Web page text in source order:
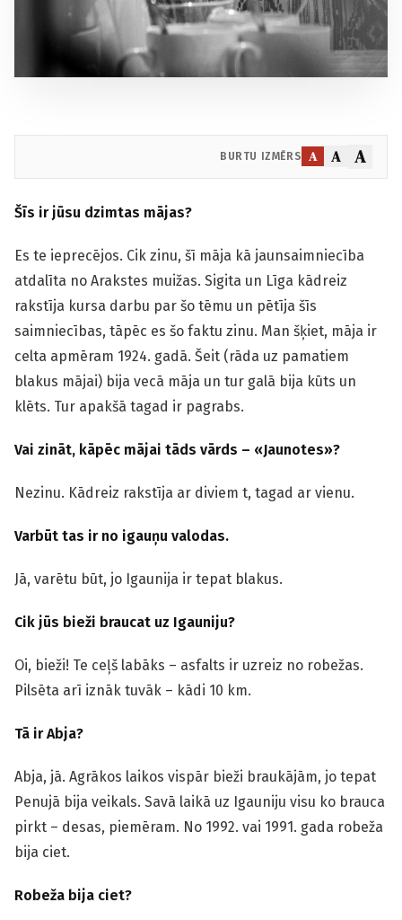
BURTU IZMĒRS A A A
Šīs ir jūsu dzimtas mājas?
Es te ieprecējos. Cik zinu, šī māja kā jaunsaimniecība
atdalīta no Arakstes muižas. Sigita un Līga kādreiz
rakstīja kursa darbu par šo tēmu un pētīja šīs
saimniecības, tāpēc es šo faktu zinu. Man šķiet, māja ir
celta apmēram 1924. gadā. Šeit (rāda uz pamatiem
blakus mājai) bija vecā māja un tur galā bija kūts un
klēts. Tur apakšā tagad ir pagrabs.
Vai zināt, kāpēc mājai tāds vārds – «Jaunotes»?
Nezinu. Kādreiz rakstīja ar diviem t, tagad ar vienu.
Varbūt tas ir no igauņu valodas.
Jā, varētu būt, jo Igaunija ir tepat blakus.
Cik jūs bieži braucat uz Igauniju?
Oi, bieži! Te ceļš labāks – asfalts ir uzreiz no robežas.
Pilsēta arī iznāk tuvāk – kādi 10 km.
Tā ir Abja?
Abja, jā. Agrākos laikos vispār bieži braukājām, jo tepat
Penujā bija veikals. Savā laikā uz Igauniju visu ko brauca
pirkt – desas, piemēram. No 1992. vai 1991. gada robeža
bija ciet.
Robeža bija ciet?